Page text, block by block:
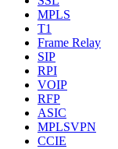
MPLS
T1
Frame Relay
SIP
RPI
VOIP
RFP
ASIC
MPLSVPN
CCIE